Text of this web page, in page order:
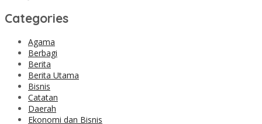
Categories
Agama
Berbagi
Berita
Berita Utama
Bisnis
Catatan
Daerah
Ekonomi dan Bisnis